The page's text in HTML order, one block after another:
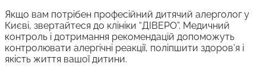
Якщо вам потрібен професійний дитячий алерголог у
Києві, звертайтеся до клініки “ДІВЕРО”. Медичний
контроль і дотримання рекомендацій допоможуть
контролювати алергічні реакції, поліпшити здоров’я і
якість життя вашої дитини.